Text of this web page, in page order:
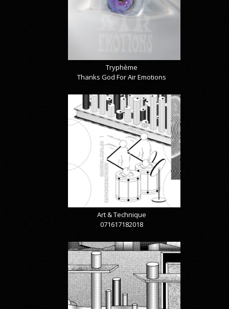
Tryphème
Thanks God For Air Emotions
Art & Technique
071617182018